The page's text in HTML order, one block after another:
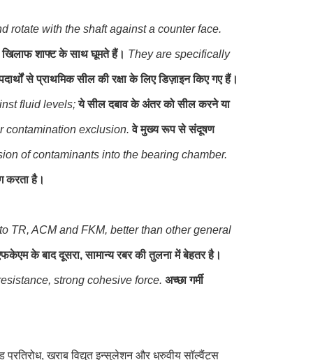
rotate with the shaft against a counter face.
खिलाफ शाफ्ट के साथ घूमते हैं। They are specifically
से प्राथमिक सील की रक्षा के लिए डिज़ाइन किए गए हैं।
fluid levels; ये सील दबाव के अंतर को सील करने या
contamination exclusion. वे मुख्य रूप से संदूषण
of contaminants into the bearing chamber.
करता है।
TR, ACM and FKM, better than other general
के बाद दूसरा, सामान्य रबर की तुलना में बेहतर है।
strong cohesive force. अच्छा गर्मी
खराब विद्युत इन्सुलेशन और ध्रुवीय सॉल्वैंट्स